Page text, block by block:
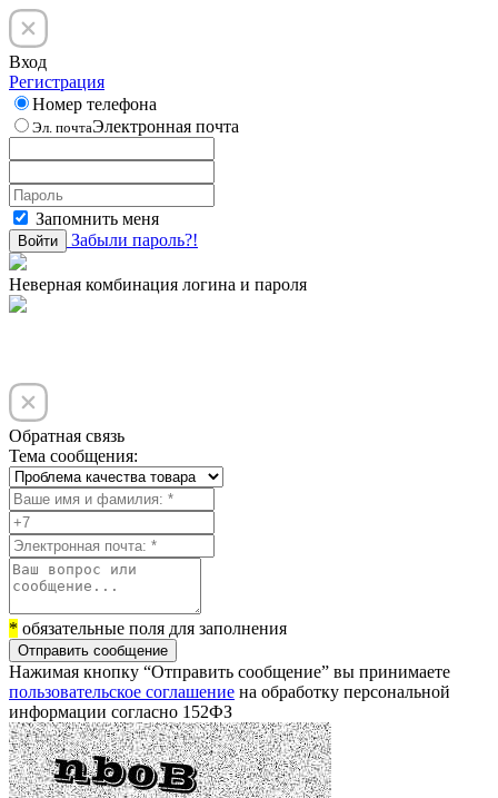
Вход
Регистрация
Номер телефона
Эл. почтаЭлектронная почта
Запомнить меня
Войти Забыли пароль?!
Неверная комбинация логина и пароля
Обратная связь
Тема сообщения:
* обязательные поля для заполнения
Отправить сообщение
Нажимая кнопку “Отправить сообщение” вы принимаете
пользовательское соглашение на обработку персональной
информации согласно 152ФЗ